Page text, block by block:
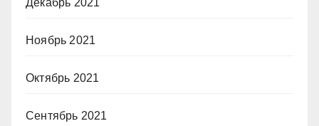
Ноябрь 2021
Октябрь 2021
Сентябрь 2021